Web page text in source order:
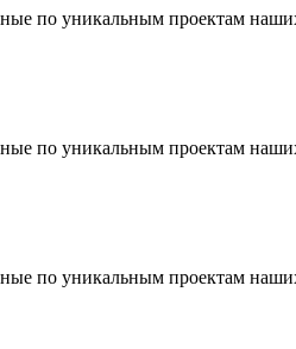
по уникальным проектам
по уникальным проектам
по уникальным проектам